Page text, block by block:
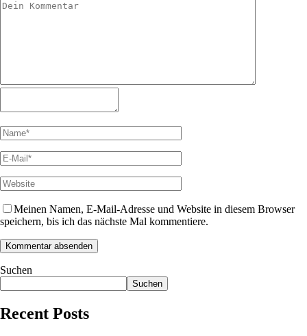
Meinen Namen, E-Mail-Adresse und Website in diesem Browser
speichern, bis ich das nächste Mal kommentiere.
Suchen
Suchen
Recent Posts